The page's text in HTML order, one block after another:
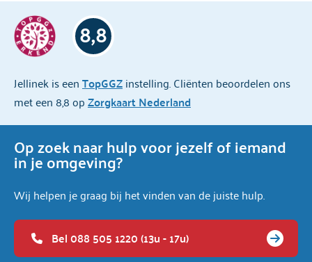
Jellinek is eenTopGGZinstelling. Cliënten beoordelen ons
met een 8,8 opZorgkaart Nederland
8,8
Op zoek naar hulp voor jezelf of iemand
in je omgeving?
Wij helpen je graag bij het vinden van de juiste hulp.
Bel 088 505 1220 (13u - 17u)